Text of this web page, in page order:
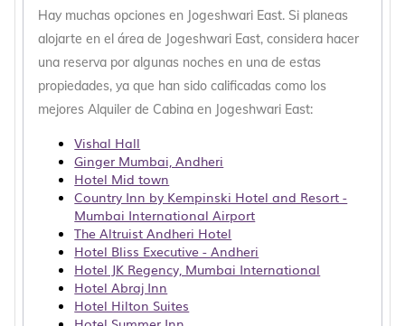
Hay muchas opciones en Jogeshwari East. Si planeas
alojarte en el área de Jogeshwari East, considera hacer
una reserva por algunas noches en una de estas
propiedades, ya que han sido calificadas como los
mejores Alquiler de Cabina en Jogeshwari East:
Vishal Hall
Ginger Mumbai, Andheri
Hotel Mid town
Country Inn by Kempinski Hotel and Resort -
Mumbai International Airport
The Altruist Andheri Hotel
Hotel Bliss Executive - Andheri
Hotel JK Regency, Mumbai International
Hotel Abraj Inn
Hotel Hilton Suites